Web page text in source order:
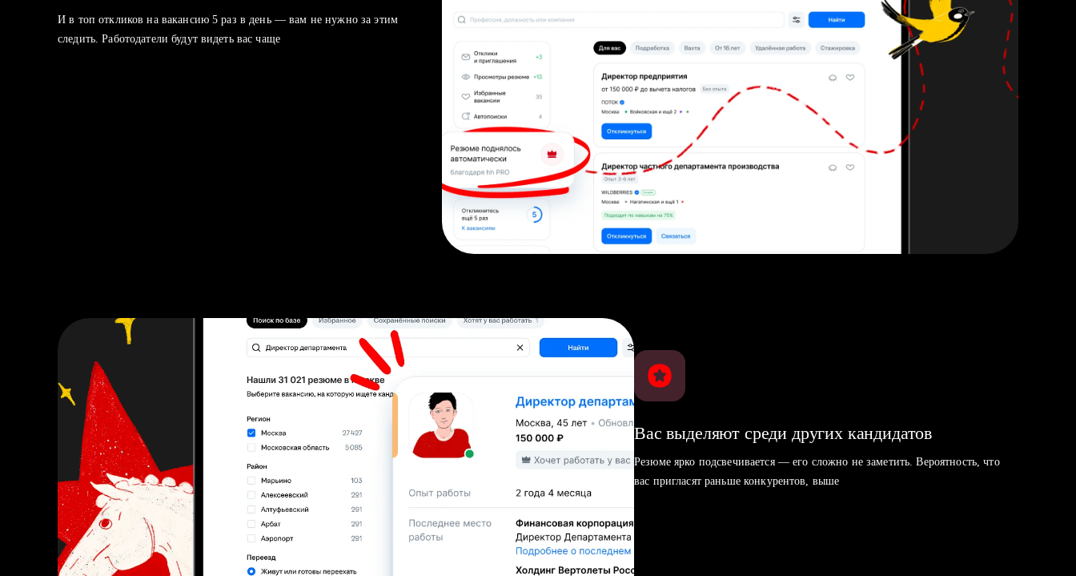
И в топ откликов на вакансию 5 раз в день — вам не нужно за этим
следить. Работодатели будут видеть вас чаще
Вас выделяют среди других кандидатов
Резюме ярко подсвечивается — его сложно не заметить. Вероятность, что
вас пригласят раньше конкурентов, выше